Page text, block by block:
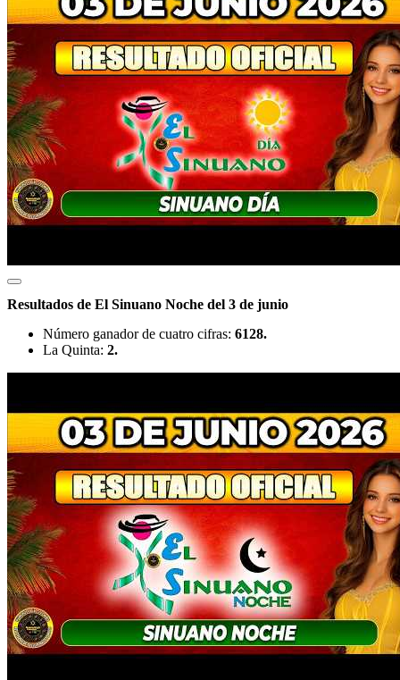
Resultados de El Sinuano Noche del 3 de junio
Número ganador de cuatro cifras: 6128.
La Quinta: 2.